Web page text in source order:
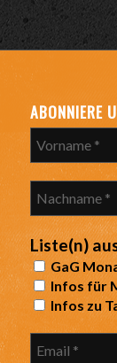
ABONNIERE
Liste(n)
GaG
Infos für
Infos zu